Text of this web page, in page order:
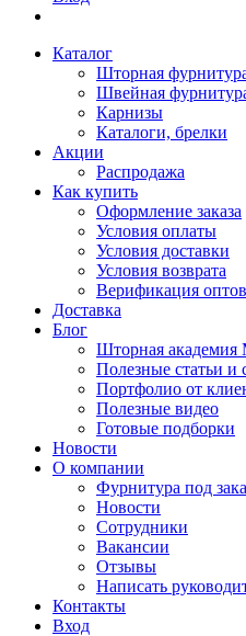
Каталог
Шторная
Швейная
Карнизы
Каталоги, брелки
Акции
Распродажа
Как купить
Оформление заказа
Условия оплаты
Условия доставки
Условия возврата
Верификация
Доставка
Блог
Шторная академия
Полезные статьи и
Портфолио от
Полезные видео
Готовые подборки
Новости
О компании
Фурнитура под
Новости
Сотрудники
Вакансии
Отзывы
Написать
Контакты
Вход